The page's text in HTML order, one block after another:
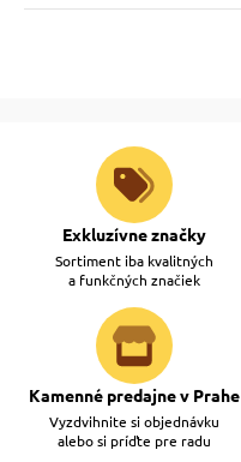
Exkluzívne značky
Sortiment iba kvalitných
a funkčných značiek
Kamenné predajne v Prahe
Vyzdvihnite si objednávku
alebo si príďte pre radu